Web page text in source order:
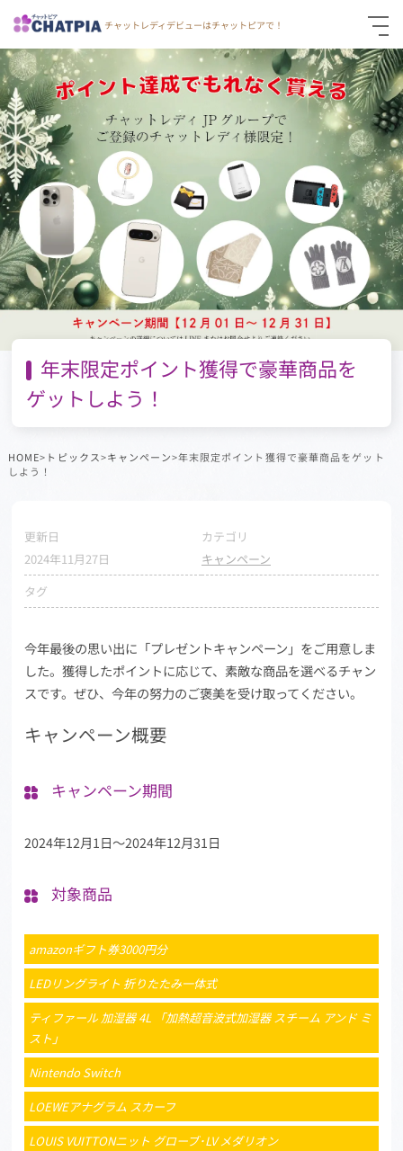
チャットレディデビューはチャットピアで！
仮登録
通勤面接応募
お問い合わせ
年末限定ポイント獲得で豪華商品を
ゲットしよう！
HOME> トピックス>キャンペーン>年末限定ポイント獲得で豪華商品をゲット
しよう！
更新日
2024年11月27日
カテゴリ
キャンペーン
タグ
今年最後の思い出に「プレゼントキャンペーン」をご用意しま
した。獲得したポイントに応じて、素敵な商品を選べるチャン
スです。ぜひ、今年の努力のご褒美を受け取ってください。
キャンペーン概要
キャンペーン期間
2024年12月1日〜2024年12月31日
対象商品
amazonギフト券3000円分
LEDリングライト 折りたたみ一体式
ティファール 加湿器 4L 「加熱超音波式加湿器 スチーム アンド ミ
スト」
Nintendo Switch
LOEWEアナグラム スカーフ
LOUIS VUITTONニット グローブ･LV メダリオン